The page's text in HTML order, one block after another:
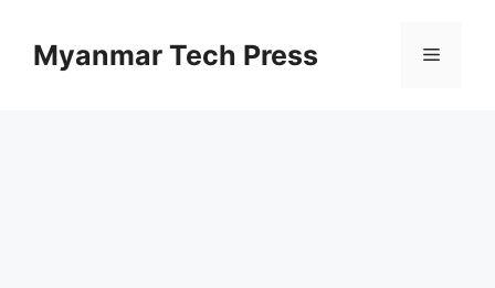
contentMyanmar Tech Press Menu